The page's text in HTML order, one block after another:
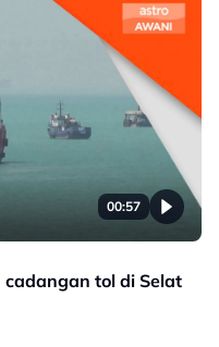
00:57
tol di Selat